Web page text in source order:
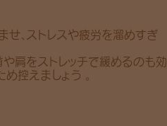
、 ストレス や疲労を溜めすぎ
や肩を ストレッチで緩めるのも効
控えましょう 。